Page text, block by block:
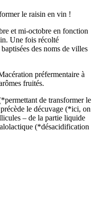
le raisin en vin !
et mi-octobre en fonction
Une fois récolté
des noms de villes
préfermentaire à
fruités.
de transformer le
le décuvage (*ici, on
– de la partie liquide
(*désacidification